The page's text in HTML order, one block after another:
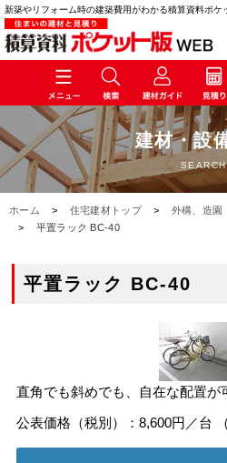
新築やリフォーム時の建築費用がわかる積算資料ポケ
建材・設
SEARCH
ホーム > 住宅建材トップ > 外構、造園
>
平置ラック BC-40
平置ラック BC-40
直角でも斜めでも、自在な配置が
公表価格（税別）：8,600円／台